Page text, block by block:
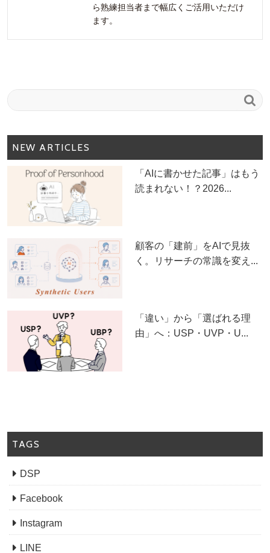
ら熟練担当者まで幅広くご活用いただけ
ます。

NEW ARTICLES
「AIに書かせた記事」はもう
読まれない！？2026...
顧客の「建前」をAIで見抜
く。リサーチの常識を変え...
「違い」から「選ばれる理
由」へ：USP・UVP・U...
TAGS
DSP
Facebook
Instagram
LINE